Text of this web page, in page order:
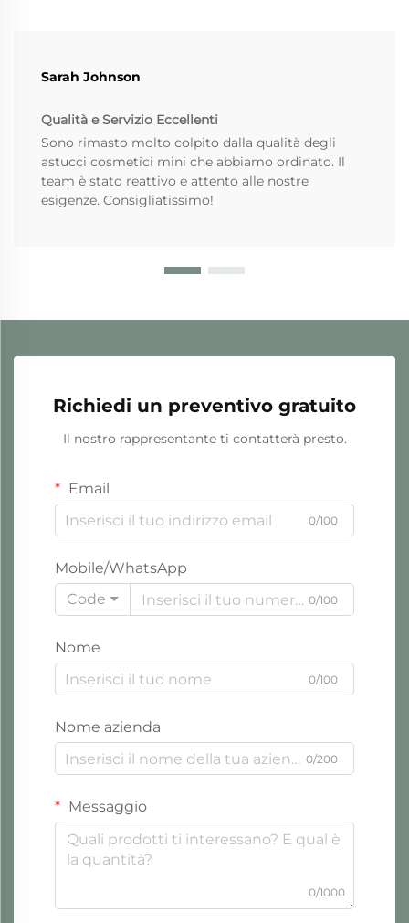
Sarah Johnson
Qualità e Servizio Eccellenti
Sono rimasto molto colpito dalla qualità degli
astucci cosmetici mini che abbiamo ordinato. Il
team è stato reattivo e attento alle nostre
esigenze. Consigliatissimo!
Richiedi un preventivo gratuito
Il nostro rappresentante ti contatterà presto.
Email
0/100
Mobile/WhatsApp
Code
0/100
Nome
0/100
Nome azienda
0/200
Messaggio
0/1000